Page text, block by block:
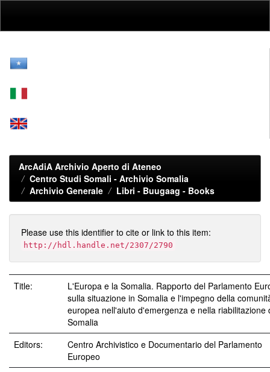
ArcAdiA Archivio Aperto di Ateneo
Centro Studi Somali - Archivio Somalia
Archivio Generale
Libri - Buugaag - Books
Please use this identifier to cite or link to this item:
http://hdl.handle.net/2307/2790
Title:
L'Europa e la Somalia. Rapporto del Parlamento
sulla situazione in Somalia e l'impegno della
europea nell'aiuto d'emergenza e nella riabilitazione
Somalia
Editors:
Centro Archivistico e Documentario del Parlamento
Europeo